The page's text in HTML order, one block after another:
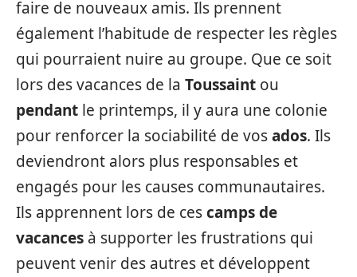
faire de nouveaux amis. Ils prennent
également l’habitude de respecter les règles
qui pourraient nuire au groupe. Que ce soit
lors des vacances de la Toussaint ou
pendant le printemps, il y aura une colonie
pour renforcer la sociabilité de vosados. Ils
deviendront alors plus responsables et
engagés pour les causes communautaires.
Ils apprennent lors de cescamps de
vacances à supporter les frustrations qui
peuvent venir des autres et développent